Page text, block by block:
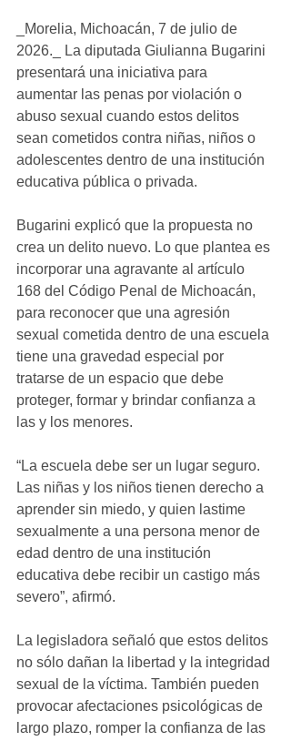
_Morelia, Michoacán, 7 de julio de
2026._ La diputada Giulianna Bugarini
presentará una iniciativa para
aumentar las penas por violación o
abuso sexual cuando estos delitos
sean cometidos contra niñas, niños o
adolescentes dentro de una institución
educativa pública o privada.
Bugarini explicó que la propuesta no
crea un delito nuevo. Lo que plantea es
incorporar una agravante al artículo
168 del Código Penal de Michoacán,
para reconocer que una agresión
sexual cometida dentro de una escuela
tiene una gravedad especial por
tratarse de un espacio que debe
proteger, formar y brindar confianza a
las y los menores.
“La escuela debe ser un lugar seguro.
Las niñas y los niños tienen derecho a
aprender sin miedo, y quien lastime
sexualmente a una persona menor de
edad dentro de una institución
educativa debe recibir un castigo más
severo”, afirmó.
La legisladora señaló que estos delitos
no sólo dañan la libertad y la integridad
sexual de la víctima. También pueden
provocar afectaciones psicológicas de
largo plazo, romper la confianza de las